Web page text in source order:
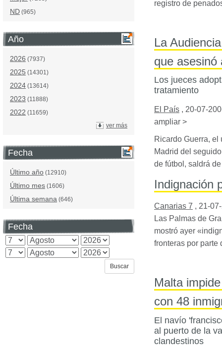
ND (965)
Año
2026 (7937)
2025 (14301)
2024 (13614)
2023 (11888)
2022 (11659)
ver más
Fecha
Último año (12910)
Último mes (1606)
Última semana (646)
Fecha
registro de
La
que asesinó
Los jueces
tratamiento
El País , 20-07-
ampliar >
Ricardo Guerra,
Madrid del
de fútbol, saldrá
Indignación
Canarias 7 , 21-
Las Palmas de
mostró ayer
fronteras por
Malta
con 48
El navío
al puerto de la
clandestinos